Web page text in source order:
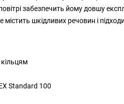
забезпечить йому довшу
містить шкідливих речовин і
Standard 100